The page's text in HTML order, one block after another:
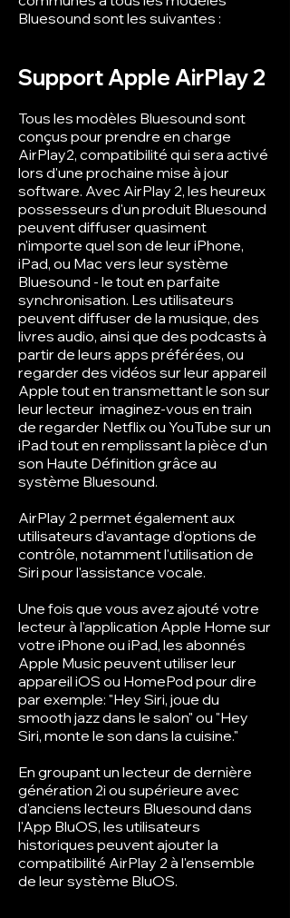
Bluesound sont les suivantes :
Support Apple AirPlay 2
Tous les modèles Bluesound sont
conçus pour prendre en charge
AirPlay2, compatibilité qui sera activé
lors d'une prochaine mise à jour
software. Avec AirPlay 2, les heureux
possesseurs d'un produit Bluesound
peuvent diffuser quasiment
n'importe quel son de leur iPhone,
iPad, ou Mac vers leur système
Bluesound - le tout en parfaite
synchronisation. Les utilisateurs
peuvent diffuser de la musique, des
livres audio, ainsi que des podcasts à
partir de leurs apps préférées, ou
regarder des vidéos sur leur appareil
Apple tout en transmettant le son sur
leur lecteur imaginez-vous en train
de regarder Netflix ou YouTube sur un
iPad tout en remplissant la pièce d'un
son Haute Définition grâce au
système Bluesound.
AirPlay 2 permet également aux
utilisateurs d'avantage d'options de
contrôle, notamment l'utilisation de
Siri pour l'assistance vocale.
Une fois que vous avez ajouté votre
lecteur à l'application Apple Home sur
votre iPhone ou iPad, les abonnés
Apple Music peuvent utiliser leur
appareil iOS ou HomePod pour dire
par exemple: "Hey Siri, joue du
smooth jazz dans le salon" ou "Hey
Siri, monte le son dans la cuisine."
En groupant un lecteur de dernière
génération 2i ou supérieure avec
d'anciens lecteurs Bluesound dans
l'App BluOS, les utilisateurs
historiques peuvent ajouter la
compatibilité AirPlay 2 à l'ensemble
de leur système BluOS.